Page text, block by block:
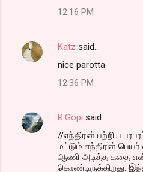
12:16 PM
Katz said…
nice parotta
12:36 PM
R.Gopi said…
//எந்திரன் பற்றிய
மட்டும் எந்திரன்
ஆணி அடித்த கதை
கொண்டிருக்கிறது.